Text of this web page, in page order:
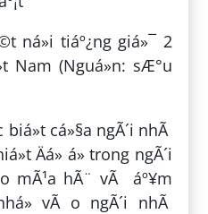
ná»i tiáº¿ng giá»¯ 2
Nam (Nguá»n: sÆ°u
biá»t cá»§a ngÃ´i nhÃ
Äá» á» trong ngÃ´i
mÃ¹a hÃ¨ vÃ áº¥m
vÃ o ngÃ´i nhÃ